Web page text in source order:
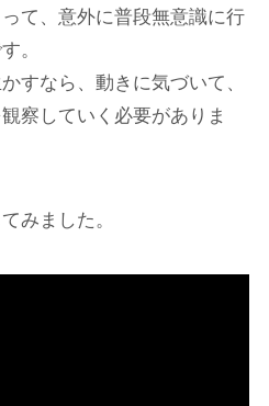
て、意外に普段無意識に行
。
すなら、動きに気づいて、
察していく必要がありま
みました。